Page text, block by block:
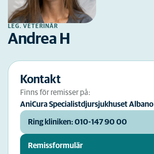
LEG. VETERINÄR
Andrea H
Kontakt
Finns för remisser på:
AniCura Specialistdjursjukhuset Albano
Ring kliniken: 010-147 90 00
Remissformulär